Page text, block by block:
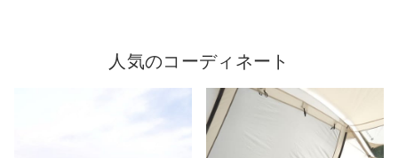
人気のコーディネート